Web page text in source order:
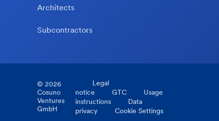
Architects
Subcontractors
© 2026
Cosuno
Ventures
GmbH
Legal
notice
GTC
Usage
instructions
Data
privacy
Cookie Settings